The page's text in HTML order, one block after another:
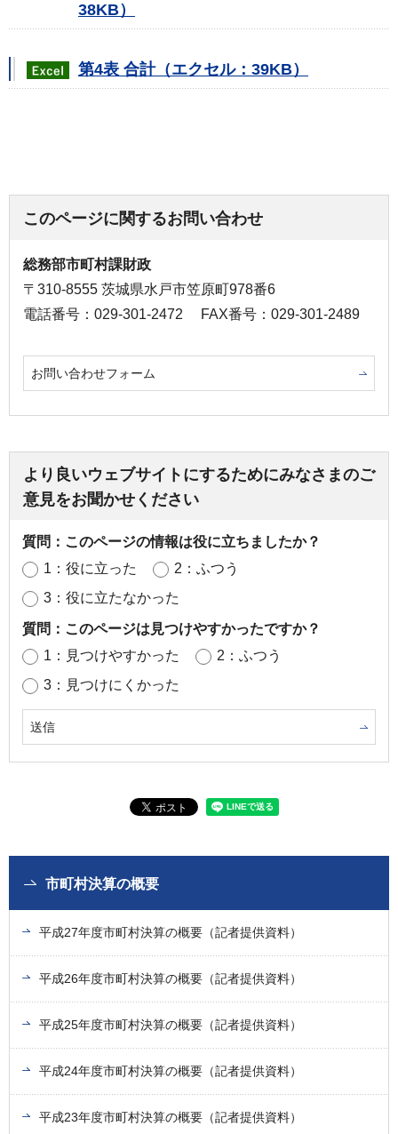
38KB）
第4表 合計（エクセル：39KB）
このページに関するお問い合わせ
総務部市町村課財政
〒310-8555 茨城県水戸市笠原町978番6
電話番号：029-301-2472
FAX番号：029-301-2489
お問い合わせフォーム
より良いウェブサイトにするためにみなさまのご
意見をお聞かせください
質問：このページの情報は役に立ちましたか？
1：役に立った
2：ふつう
3：役に立たなかった
質問：このページは見つけやすかったですか？
1：見つけやすかった
2：ふつう
3：見つけにくかった
市町村決算の概要
平成27年度市町村決算の概要（記者提供資料）
平成26年度市町村決算の概要（記者提供資料）
平成25年度市町村決算の概要（記者提供資料）
平成24年度市町村決算の概要（記者提供資料）
平成23年度市町村決算の概要（記者提供資料）